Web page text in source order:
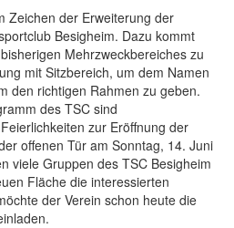
Zeichen der Erweiterung der
Besigheim. Dazu kommt
Mehrzweckbereiches zu
mit Sitzbereich, um dem Namen
den richtigen Rahmen zu geben.
des TSC sind
zur Eröffnung der
offenen Tür am Sonntag, 14. Juni
viele Gruppen des TSC Besigheim
Fläche die interessierten
der Verein schon heute die